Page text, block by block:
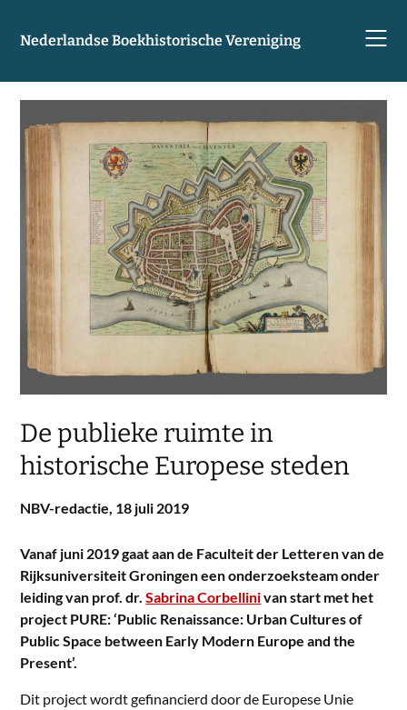
Nederlandse Boekhistorische Vereniging
De publieke ruimte in
historische Europese steden
NBV-redactie, 18 juli 2019
Vanaf juni 2019 gaat aan de Faculteit der Letteren van de
Rijksuniversiteit Groningen een onderzoeksteam onder
leiding van prof. dr.Sabrina Corbellinivan start met het
project PURE: ‘Public Renaissance: Urban Cultures of
Public Space between Early Modern Europe and the
Present’.
Dit project wordt gefinancierd door de Europese Unie